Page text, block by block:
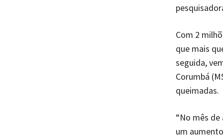
Com 2
que mais
seguida,
Corumbá
queimadas.
“No mês
um